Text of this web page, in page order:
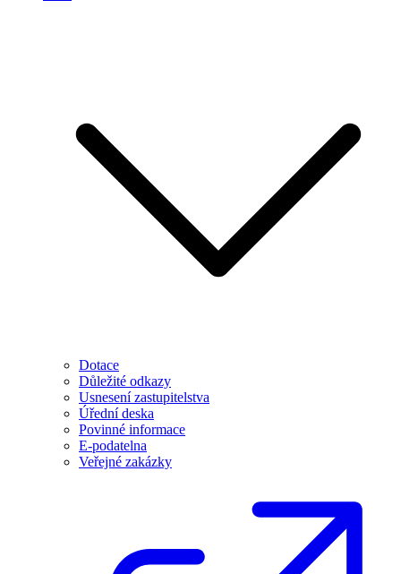
Dotace
Důležité odkazy
Usnesení zastupitelstva
Úřední deska
Povinné informace
E-podatelna
Veřejné zakázky